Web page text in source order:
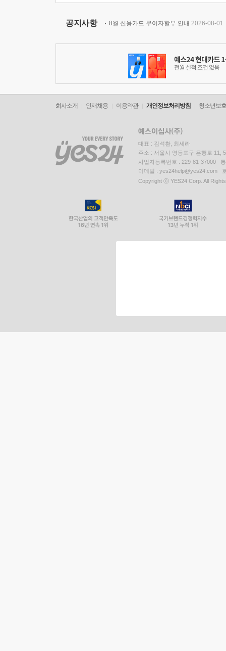
공지사항 8월 신용카드 무이자할부 안내 2026-08-01
회사소개 인재채용 이용약관 개인정보처리방침 청소년보
대표 : 김석환, 최세라
주소 : 서울시 영등포구 은행로 11,
사업자등록번호 : 229-81-37000
이메일 : yes24help@yes24.com
Copyright ⓒ YES24 Corp. All